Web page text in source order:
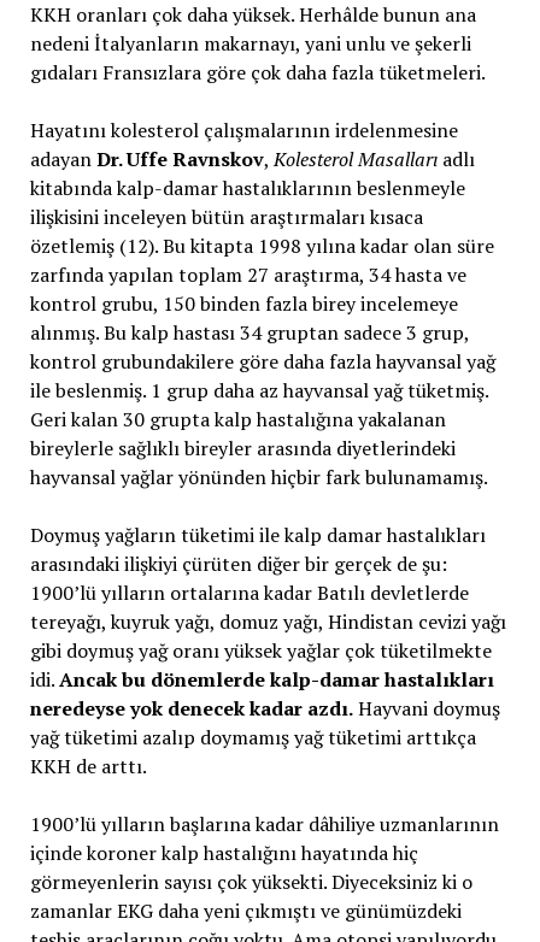
KKH oranları çok daha yüksek. Herhâlde bunun ana
nedeni İtalyanların makarnayı, yani unlu ve şekerli
gıdaları Fransızlara göre çok daha fazla tüketmeleri.
Hayatını kolesterol çalışmalarının irdelenmesine
adayanDr. Uffe Ravnskov,Kolesterol Masallarıadlı
kitabında kalp-damar hastalıklarının beslenmeyle
ilişkisini inceleyen bütün araştırmaları kısaca
özetlemiş (12). Bu kitapta 1998 yılına kadar olan süre
zarfında yapılan toplam 27 araştırma, 34 hasta ve
kontrol grubu, 150 binden fazla birey incelemeye
alınmış. Bu kalp hastası 34 gruptan sadece 3 grup,
kontrol grubundakilere göre daha fazla hayvansal yağ
ile beslenmiş. 1 grup daha az hayvansal yağ tüketmiş.
Geri kalan 30 grupta kalp hastalığına yakalanan
bireylerle sağlıklı bireyler arasında diyetlerindeki
hayvansal yağlar yönünden hiçbir fark bulunamamış.
Doymuş yağların tüketimi ile kalp damar hastalıkları
arasındaki ilişkiyi çürüten diğer bir gerçek de şu:
1900’lü yılların ortalarına kadar Batılı devletlerde
tereyağı, kuyruk yağı, domuz yağı, Hindistan cevizi yağı
gibi doymuş yağ oranı yüksek yağlar çok tüketilmekte
idi.Ancak bu dönemlerde kalp-damar hastalıkları
neredeyse yok denecek kadar azdı.Hayvani doymuş
yağ tüketimi azalıp doymamış yağ tüketimi arttıkça
KKH de arttı.
1900’lü yılların başlarına kadar dâhiliye uzmanlarının
içinde koroner kalp hastalığını hayatında hiç
görmeyenlerin sayısı çok yüksekti. Diyeceksiniz ki o
zamanlar EKG daha yeni çıkmıştı ve günümüzdeki